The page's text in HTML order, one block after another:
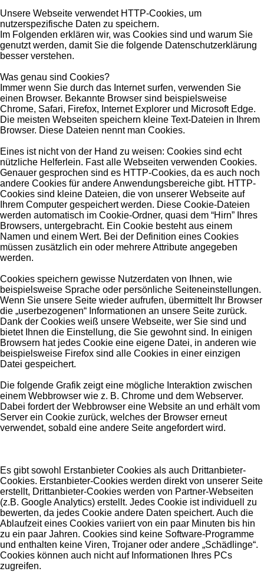
Unsere Webseite verwendet HTTP-Cookies, um
nutzerspezifische Daten zu speichern.
Im Folgenden erklären wir, was Cookies sind und warum Sie
genutzt werden, damit Sie die folgende Datenschutzerklärung
besser verstehen.
Was genau sind Cookies?
Immer wenn Sie durch das Internet surfen, verwenden Sie
einen Browser. Bekannte Browser sind beispielsweise
Chrome, Safari, Firefox, Internet Explorer und Microsoft Edge.
Die meisten Webseiten speichern kleine Text-Dateien in Ihrem
Browser. Diese Dateien nennt man Cookies.
Eines ist nicht von der Hand zu weisen: Cookies sind echt
nützliche Helferlein. Fast alle Webseiten verwenden Cookies.
Genauer gesprochen sind es HTTP-Cookies, da es auch noch
andere Cookies für andere Anwendungsbereiche gibt. HTTP-
Cookies sind kleine Dateien, die von unserer Webseite auf
Ihrem Computer gespeichert werden. Diese Cookie-Dateien
werden automatisch im Cookie-Ordner, quasi dem “Hirn” Ihres
Browsers, untergebracht. Ein Cookie besteht aus einem
Namen und einem Wert. Bei der Definition eines Cookies
müssen zusätzlich ein oder mehrere Attribute angegeben
werden.
Cookies speichern gewisse Nutzerdaten von Ihnen, wie
beispielsweise Sprache oder persönliche Seiteneinstellungen.
Wenn Sie unsere Seite wieder aufrufen, übermittelt Ihr Browser
die „userbezogenen“ Informationen an unsere Seite zurück.
Dank der Cookies weiß unsere Webseite, wer Sie sind und
bietet Ihnen die Einstellung, die Sie gewohnt sind. In einigen
Browsern hat jedes Cookie eine eigene Datei, in anderen wie
beispielsweise Firefox sind alle Cookies in einer einzigen
Datei gespeichert.
Die folgende Grafik zeigt eine mögliche Interaktion zwischen
einem Webbrowser wie z. B. Chrome und dem Webserver.
Dabei fordert der Webbrowser eine Website an und erhält vom
Server ein Cookie zurück, welches der Browser erneut
verwendet, sobald eine andere Seite angefordert wird.
Es gibt sowohl Erstanbieter Cookies als auch Drittanbieter-
Cookies. Erstanbieter-Cookies werden direkt von unserer Seite
erstellt, Drittanbieter-Cookies werden von Partner-Webseiten
(z.B. Google Analytics) erstellt. Jedes Cookie ist individuell zu
bewerten, da jedes Cookie andere Daten speichert. Auch die
Ablaufzeit eines Cookies variiert von ein paar Minuten bis hin
zu ein paar Jahren. Cookies sind keine Software-Programme
und enthalten keine Viren, Trojaner oder andere „Schädlinge“.
Cookies können auch nicht auf Informationen Ihres PCs
zugreifen.